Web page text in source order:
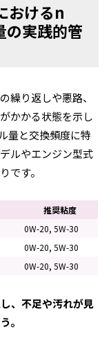
おけるn
の実践的管
繰り返しや悪路、
かかる状態を示し
量と交換頻度に特
ルやエンジン型式
です。
推奨粘度
0W-20, 5W-30
0W-20, 5W-30
0W-20, 5W-30
、不足や汚れが見
。